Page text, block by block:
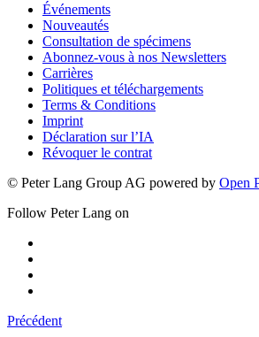
Événements
Nouveautés
Consultation de spécimens
Abonnez-vous à nos Newsletters
Carrières
Politiques et téléchargements
Terms & Conditions
Imprint
Déclaration sur l’IA
Révoquer le contrat
© Peter Lang Group AG powered by Open
Follow Peter Lang on
Précédent